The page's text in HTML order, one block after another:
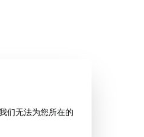
们无法为您所在的